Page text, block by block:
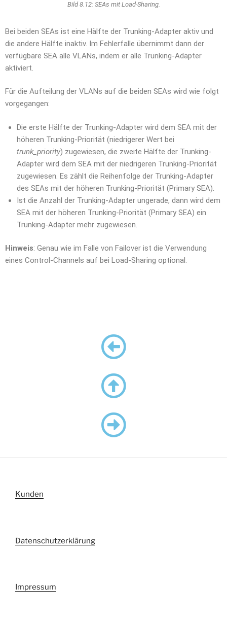
Bild 8.12: SEAs mit Load-Sharing.
Bei beiden SEAs ist eine Hälfte der Trunking-Adapter aktiv und
die andere Hälfte inaktiv. Im Fehlerfalle übernimmt dann der
verfügbare SEA alle VLANs, indem er alle Trunking-Adapter
aktiviert.
Für die Aufteilung der VLANs auf die beiden SEAs wird wie folgt
vorgegangen:
Die erste Hälfte der Trunking-Adapter wird dem SEA mit der
höheren Trunking-Priorität (niedrigerer Wert bei
trunk_priority) zugewiesen, die zweite Hälfte der Trunking-
Adapter wird dem SEA mit der niedrigeren Trunking-Priorität
zugewiesen. Es zählt die Reihenfolge der Trunking-Adapter
des SEAs mit der höheren Trunking-Priorität (Primary SEA).
Ist die Anzahl der Trunking-Adapter ungerade, dann wird dem
SEA mit der höheren Trunking-Priorität (Primary SEA) ein
Trunking-Adapter mehr zugewiesen.
Hinweis: Genau wie im Falle von Failover ist die Verwendung
eines Control-Channels auf bei Load-Sharing optional.
Kunden
Datenschutzerklärung
Impressum